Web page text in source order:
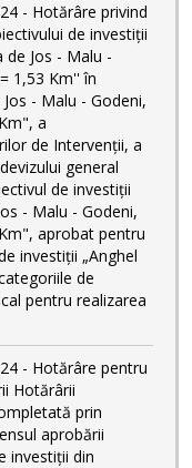
- Hotărâre privind
de investiții
de Jos - Malu -
1,53 Km'' în
- Malu - Godeni,
a
de Intervenții, a
general
de investiţii
- Malu - Godeni,
aprobat pentru
investiții „Anghel
de
pentru realizarea
- Hotărâre pentru
Hotărârii
prin
aprobării
investiții din